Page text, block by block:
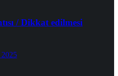
/ Dikkat edilmesi